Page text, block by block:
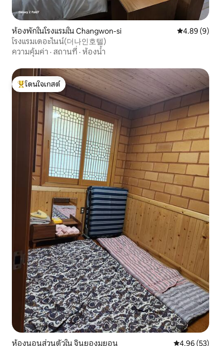
ห้องพักในโรงแรมใน Changwon-si คะแนนเฉลี่ย
4.89 (9)
โรงแรมเดอะไนน์(더나인호텔)
ความคุ้มค่า · สถานที่ · ห้องน้ำ
โดนใจเกสต์ที่สุด
โดนใจเกสต์
ห้องนอนส่วนตัวใน จินยองมยอน คะแนนเฉลี่ย
4.96 (53)